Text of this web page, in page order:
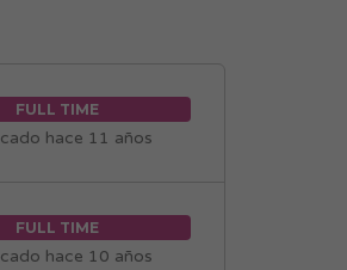
FULL TIME
hace 11 años
FULL TIME
hace 10 años